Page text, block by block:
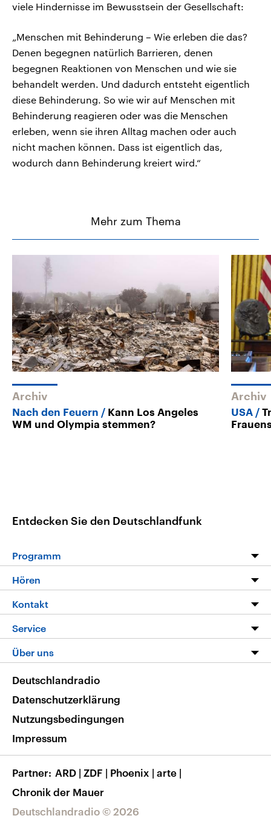
viele Hindernisse im Bewusstsein der Gesellschaft:
„Menschen mit Behinderung – Wie erleben die das?
Denen begegnen natürlich Barrieren, denen
begegnen Reaktionen von Menschen und wie sie
behandelt werden. Und dadurch entsteht eigentlich
diese Behinderung. So wie wir auf Menschen mit
Behinderung reagieren oder was die Menschen
erleben, wenn sie ihren Alltag machen oder auch
nicht machen können. Dass ist eigentlich das,
wodurch dann Behinderung kreiert wird.“
Mehr zum Thema
Archiv
Nach den Feuern
Kann Los Angeles
WM und Olympia stemmen?
Archiv
USA
Entdecken Sie den Deutschlandfunk
Programm
Programm
Die Nachrichten
Nachrichtenleicht
Neue Beiträge auf dlf.de
Hören
Livestream
Podcasts
Deutschlandfunk App
Nachrichten App
Frequenzen
Kontakt
Hörerservice
Service
FAQ
Veranstaltungen
Musikliste
RSS
Über uns
Barrierefreiheit
Deutschlandradio © 2026
Deutschlandradio
Datenschutzerklärung
Nutzungsbedingungen
Impressum
Partner ARD | ZDF | Phoenix | arte |
Chronik der Mauer